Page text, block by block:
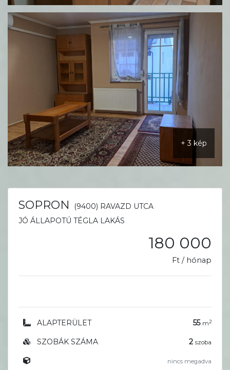
+ 3 kép
SOPRON
(9400) RAVAZD UTCA
JÓ ÁLLAPOTÚ TÉGLA LAKÁS
180 000
Ft / hónap
ALAPTERÜLET 55 m2
SZOBÁK SZÁMA 2 szoba
nincs megadva